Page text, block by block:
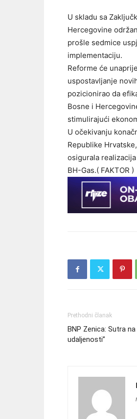
U skladu sa
Hercegovine
prošle sedmice
implementaciju.
Reforme će
uspostavljanje
pozicionirao da
Bosne i
stimulirajući
U očekivanju
Republike
osigurala
BH-Gas.( FAKTOR )
Prethodni članak
BNP Zenica: Sutra
udaljenosti”